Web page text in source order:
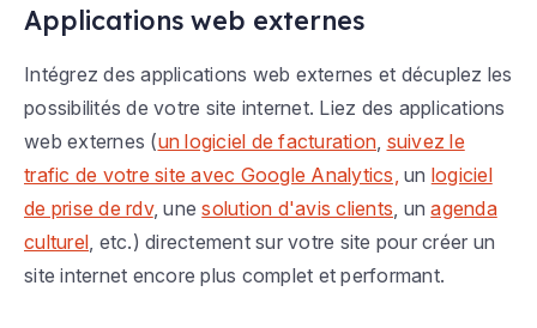
Applications web externes
Intégrez des applications web externes et décuplez les
possibilités de votre site internet. Liez des applications
web externes (un logiciel de facturation, suivez le
trafic de votre site avec Google Analytics, un logiciel
de prise de rdv, unesolution d'avis clients, unagenda
culturel, etc.) directement sur votre site pour créer un
site internet encore plus complet et performant.